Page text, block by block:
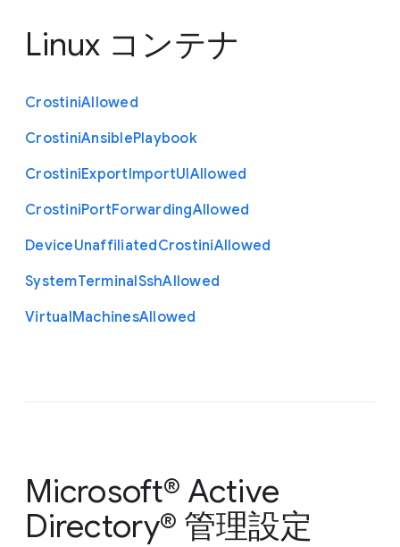
Linux コンテナ
CrostiniAllowed
CrostiniAnsiblePlaybook
CrostiniExportImportUIAllowed
CrostiniPortForwardingAllowed
DeviceUnaffiliatedCrostiniAllowed
SystemTerminalSshAllowed
VirtualMachinesAllowed
Microsoft® Active
Directory® 管理設定